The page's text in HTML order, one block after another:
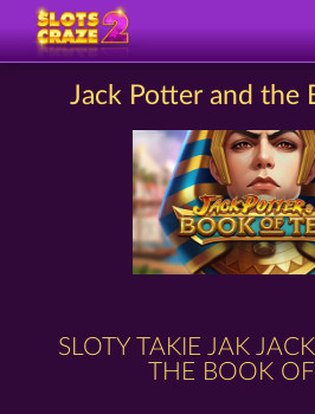
Jack Potter and the
SLOTY TAKIE JAK
THE BOOK